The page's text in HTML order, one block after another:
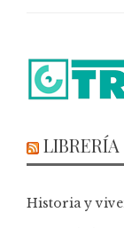
Historia y